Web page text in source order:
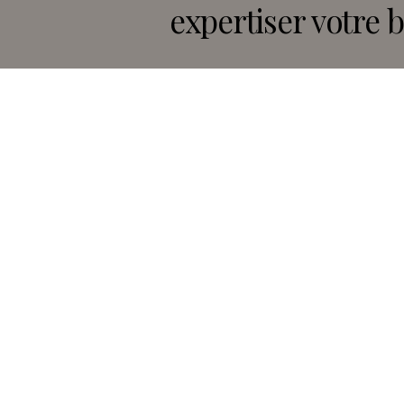
expertiser votre